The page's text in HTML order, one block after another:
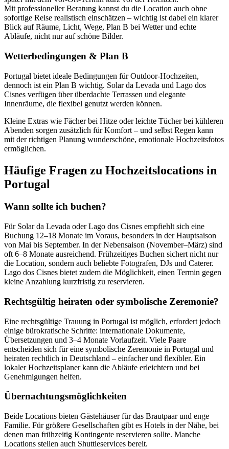
Mit professioneller Beratung kannst du die Location auch ohne
sofortige Reise realistisch einschätzen – wichtig ist dabei ein klarer
Blick auf Räume, Licht, Wege, Plan B bei Wetter und echte
Abläufe, nicht nur auf schöne Bilder.
Wetterbedingungen & Plan B
Portugal bietet ideale Bedingungen für Outdoor-Hochzeiten,
dennoch ist ein Plan B wichtig. Solar da Levada und Lago dos
Cisnes verfügen über überdachte Terrassen und elegante
Innenräume, die flexibel genutzt werden können.
Kleine Extras wie Fächer bei Hitze oder leichte Tücher bei kühleren
Abenden sorgen zusätzlich für Komfort – und selbst Regen kann
mit der richtigen Planung wunderschöne, emotionale Hochzeitsfotos
ermöglichen.
Häufige Fragen zu Hochzeitslocations in
Portugal
Wann sollte ich buchen?
Für Solar da Levada oder Lago dos Cisnes empfiehlt sich eine
Buchung 12–18 Monate im Voraus, besonders in der Hauptsaison
von Mai bis September. In der Nebensaison (November–März) sind
oft 6–8 Monate ausreichend. Frühzeitiges Buchen sichert nicht nur
die Location, sondern auch beliebte Fotografen, DJs und Caterer.
Lago dos Cisnes bietet zudem die Möglichkeit, einen Termin gegen
kleine Anzahlung kurzfristig zu reservieren.
Rechtsgültig heiraten oder symbolische Zeremonie?
Eine rechtsgültige Trauung in Portugal ist möglich, erfordert jedoch
einige bürokratische Schritte: internationale Dokumente,
Übersetzungen und 3–4 Monate Vorlaufzeit. Viele Paare
entscheiden sich für eine symbolische Zeremonie in Portugal und
heiraten rechtlich in Deutschland – einfacher und flexibler. Ein
lokaler Hochzeitsplaner kann die Abläufe erleichtern und bei
Genehmigungen helfen.
Übernachtungsmöglichkeiten
Beide Locations bieten Gästehäuser für das Brautpaar und enge
Familie. Für größere Gesellschaften gibt es Hotels in der Nähe, bei
denen man frühzeitig Kontingente reservieren sollte. Manche
Locations stellen auch Shuttleservices bereit.